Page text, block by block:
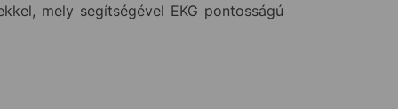
mely segítségével EKG pontosságú